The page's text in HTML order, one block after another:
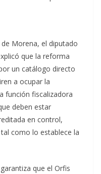
Morena, el diputado
que la reforma
un catálogo directo
a ocupar la
función fiscalizadora
deben estar
en control,
como lo establece la
que el Orfis